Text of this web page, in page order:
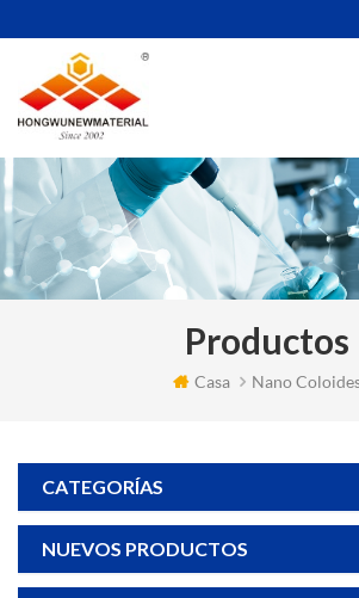
Productos
Casa Nano
CATEGORÍAS
NUEVOS PRODUCTOS